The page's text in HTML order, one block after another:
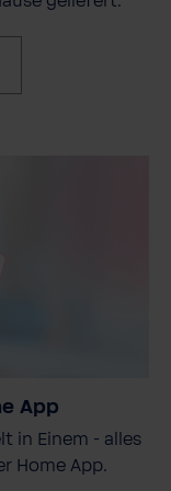
App
in Einem - alles
Home App.